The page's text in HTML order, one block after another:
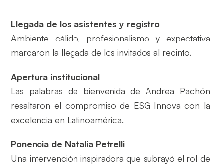
Llegada de los asistentes y registro
Ambiente cálido, profesionalismo y expectativa
marcaron la llegada de los invitados al recinto.
Apertura institucional
Las palabras de bienvenida de Andrea Pachón
resaltaron el compromiso de ESG Innova con la
excelencia en Latinoamérica.
Ponencia de Natalia Petrelli
Una intervención inspiradora que subrayó el rol de